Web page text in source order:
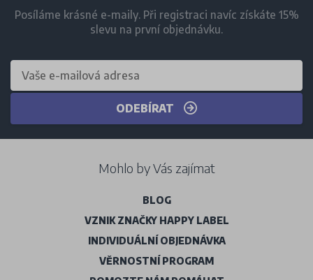
Posíláme krásné e-maily. Při registraci navíc získáte 15%
slevu na první objednávku.
ODEBÍRAT
Mohlo by Vás zajímat
BLOG
VZNIK ZNAČKY HAPPY LABEL
INDIVIDUÁLNÍ OBJEDNÁVKA
VĚRNOSTNÍ PROGRAM